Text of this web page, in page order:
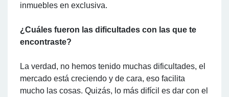
inmuebles en exclusiva.
¿Cuáles fueron las dificultades con las que te
encontraste?
La verdad, no hemos tenido muchas dificultades, el
mercado está creciendo y de cara, eso facilita
mucho las cosas. Quizás, lo más difícil es dar con el